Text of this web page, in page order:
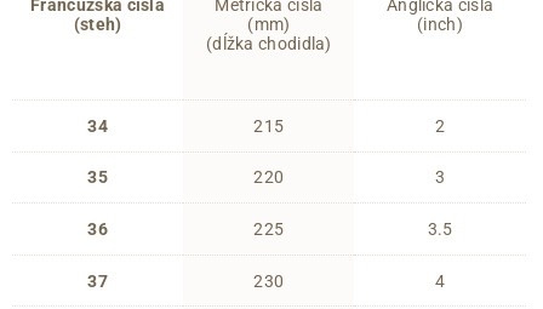
Francúzska čísla
(steh)
34
35
36
37
Metrická čísla
(mm)
(dĺžka chodidla)
215
220
225
230
Anglická čísla
(inch)
2
3
3.5
4